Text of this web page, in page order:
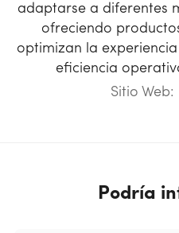
adaptarse a diferentes
ofreciendo
optimizan la
eficiencia
Sitio Web:
Podría